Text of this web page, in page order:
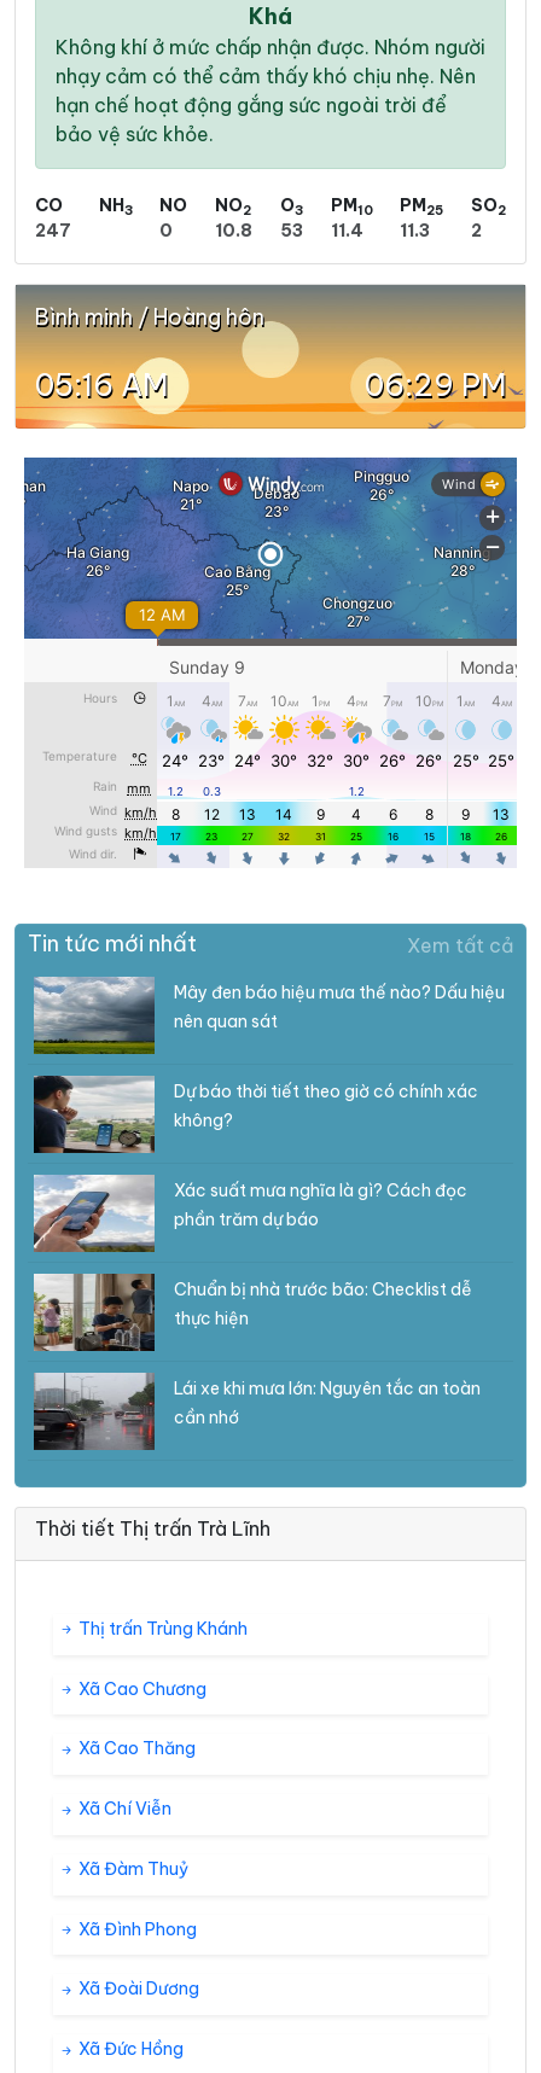
Khá
Không khí ở mức chấp nhận được. Nhóm người
nhạy cảm có thể cảm thấy khó chịu nhẹ. Nên
hạn chế hoạt động gắng sức ngoài trời để
bảo vệ sức khỏe.
CO
247
NH3
NO
0
NO2
10.8
O3
53
PM10
11.4
PM25
11.3
SO2
2
Bình minh / Hoàng hôn
05:16 AM 06:29 PM
Tin tức mới nhất Xem tất cả
Mây đen báo hiệu mưa thế nào? Dấu hiệu
nên quan sát
Dự báo thời tiết theo giờ có chính xác
không?
Xác suất mưa nghĩa là gì? Cách đọc
phần trăm dự báo
Chuẩn bị nhà trước bão: Checklist dễ
thực hiện
Lái xe khi mưa lớn: Nguyên tắc an toàn
cần nhớ
Thời tiết Thị trấn Trà Lĩnh
Thị trấn Trùng Khánh
Xã Cao Chương
Xã Cao Thăng
Xã Chí Viễn
Xã Đàm Thuỷ
Xã Đình Phong
Xã Đoài Dương
Xã Đức Hồng